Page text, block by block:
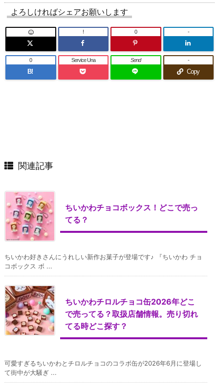
よろしければシェアお願いします
! 0 -
B!
0 Service Una Send
Copy
-
関連記事
ちいかわチョコボックス！どこで売っ
てる？
ちいかわ好きさんにうれしい新作お菓子が登場です♪ 『ちいかわ チョ
コボックス ボ ...
ちいかわチロルチョコ缶2026年どこ
で売ってる？取扱店舗情報。売り切れ
てる時どこ探す？
可愛すぎるちいかわとチロルチョコのコラボ缶が2026年6月に登場し
て街中が大騒ぎ ...